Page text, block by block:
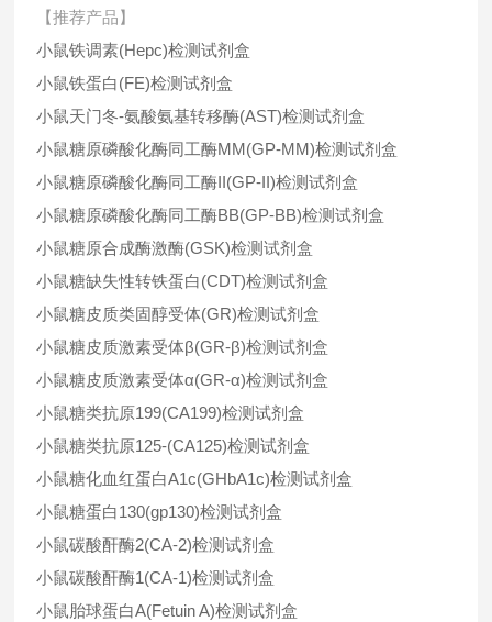
【推荐产品】
小鼠铁调素(Hepc)检测试剂盒
小鼠铁蛋白(FE)检测试剂盒
小鼠天门冬-氨酸氨基转移酶(AST)检测试剂盒
小鼠糖原磷酸化酶同工酶MM(GP-MM)检测试剂盒
小鼠糖原磷酸化酶同工酶II(GP-II)检测试剂盒
小鼠糖原磷酸化酶同工酶BB(GP-BB)检测试剂盒
小鼠糖原合成酶激酶(GSK)检测试剂盒
小鼠糖缺失性转铁蛋白(CDT)检测试剂盒
小鼠糖皮质类固醇受体(GR)检测试剂盒
小鼠糖皮质激素受体β(GR-β)检测试剂盒
小鼠糖皮质激素受体α(GR-α)检测试剂盒
小鼠糖类抗原199(CA199)检测试剂盒
小鼠糖类抗原125-(CA125)检测试剂盒
小鼠糖化血红蛋白A1c(GHbA1c)检测试剂盒
小鼠糖蛋白130(gp130)检测试剂盒
小鼠碳酸酐酶2(CA-2)检测试剂盒
小鼠碳酸酐酶1(CA-1)检测试剂盒
小鼠胎球蛋白A(Fetuin A)检测试剂盒